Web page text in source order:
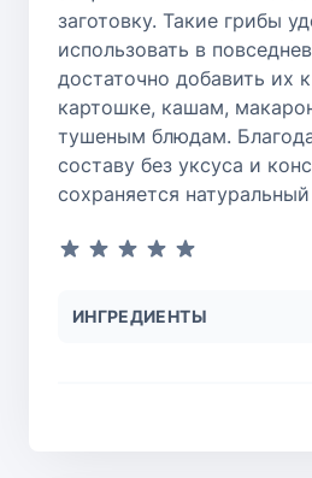
заготовку. Такие грибы
использовать в
достаточно добавить их
картошке, кашам,
тушеным блюдам.
составу без уксуса и
сохраняется
ИНГРЕДИЕНТЫ